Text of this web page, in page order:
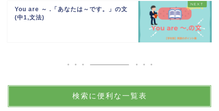
You are ～ .「あなたは～です。」の文
(中1,文法)
検索に便利な一覧表